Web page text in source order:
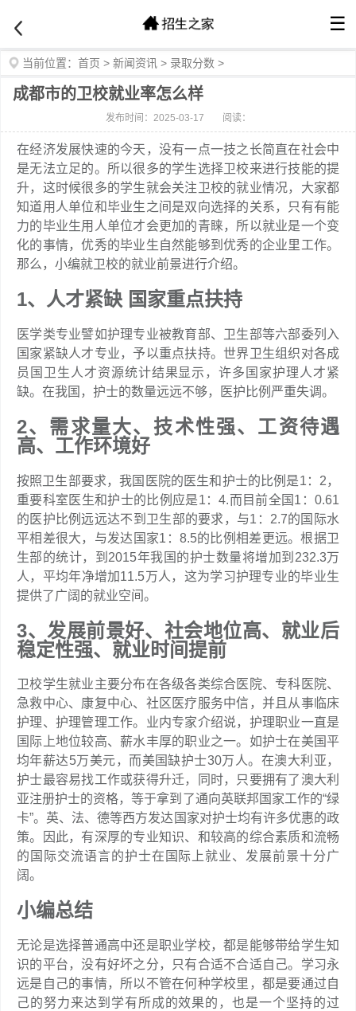
☰
当前位置： 首页 > 新闻资讯 > 录取分数 >
成都市的卫校就业率怎么样
发布时间：2025-03-17 阅读：
在经济发展快速的今天，没有一点一技之长简直在社会中
是无法立足的。所以很多的学生选择卫校来进行技能的提
升，这时候很多的学生就会关注卫校的就业情况，大家都
知道用人单位和毕业生之间是双向选择的关系，只有有能
力的毕业生用人单位才会更加的青睐，所以就业是一个变
化的事情，优秀的毕业生自然能够到优秀的企业里工作。
那么，小编就卫校的就业前景进行介绍。
1、人才紧缺 国家重点扶持
医学类专业譬如护理专业被教育部、卫生部等六部委列入
国家紧缺人才专业，予以重点扶持。世界卫生组织对各成
员国卫生人才资源统计结果显示，许多国家护理人才紧
缺。在我国，护士的数量远远不够，医护比例严重失调。
2、需求量大、技术性强、工资待遇
高、工作环境好
按照卫生部要求，我国医院的医生和护士的比例是1：2，
重要科室医生和护士的比例应是1：4.而目前全国1：0.61
的医护比例远远达不到卫生部的要求，与1：2.7的国际水
平相差很大，与发达国家1：8.5的比例相差更远。根据卫
生部的统计，到2015年我国的护士数量将增加到232.3万
人，平均年净增加11.5万人，这为学习护理专业的毕业生
提供了广阔的就业空间。
3、发展前景好、社会地位高、就业后
稳定性强、就业时间提前
卫校学生就业主要分布在各级各类综合医院、专科医院、
急救中心、康复中心、社区医疗服务中信，并且从事临床
护理、护理管理工作。业内专家介绍说，护理职业一直是
国际上地位较高、薪水丰厚的职业之一。如护士在美国平
均年薪达5万美元，而美国缺护士30万人。在澳大利亚，
护士最容易找工作或获得升迁，同时，只要拥有了澳大利
亚注册护士的资格，等于拿到了通向英联邦国家工作的“绿
卡”。英、法、德等西方发达国家对护士均有许多优惠的政
策。因此，有深厚的专业知识、和较高的综合素质和流畅
的国际交流语言的护士在国际上就业、发展前景十分广
阔。
小编总结
无论是选择普通高中还是职业学校，都是能够带给学生知
识的平台，没有好坏之分，只有合适不合适自己。学习永
远是自己的事情，所以不管在何种学校里，都是要通过自
己的努力来达到学有所成的效果的，也是一个坚持的过